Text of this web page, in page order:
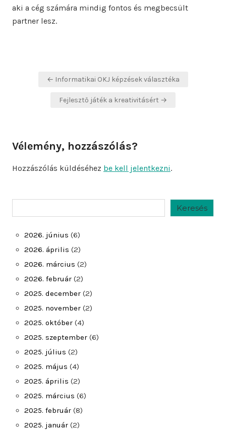
aki a cég számára mindig fontos és megbecsült
partner lesz.
Bejegyzés
← Informatikai OKJ képzések választéka
Fejlesztő játék a kreativitásért →
Vélemény, hozzászólás?
Hozzászólás küldéséhez be kell jelentkezni.
Keresés
2026. június (6)
2026. április (2)
2026. március (2)
2026. február (2)
2025. december (2)
2025. november (2)
2025. október (4)
2025. szeptember (6)
2025. július (2)
2025. május (4)
2025. április (2)
2025. március (6)
2025. február (8)
2025. január (2)